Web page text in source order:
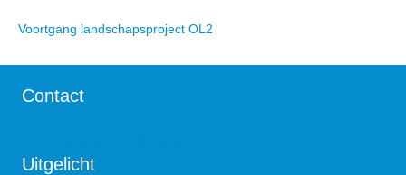
Voortgang landschapsproject OL2
Contact
Uitgelicht